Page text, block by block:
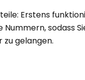
Erstens
sodass
zu gelangen.